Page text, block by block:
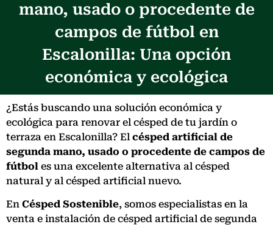
mano, usado o procedente de
campos de fútbol en
Escalonilla: Una opción
económica y ecológica
¿Estás buscando una solución económica y
ecológica para renovar el césped de tu jardín o
terraza en Escalonilla? El césped artificial de
segunda mano, usado o procedente de campos de
fútbol es una excelente alternativa al césped
natural y al césped artificial nuevo.
En Césped Sostenible, somos especialistas en la
venta e instalación de césped artificial de segunda